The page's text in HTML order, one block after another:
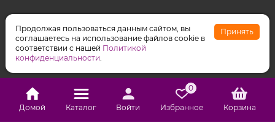
WhatsApp принадлежат компании Meta, признанной
экстремистской организацией на территории РФ
Продолжая пользоваться данным сайтом, вы
соглашаетесь на использование файлов cookie в
соответствии с нашей Политикой
конфиденциальности.
Принять
Домой Каталог Войти Избранное
0
Корзина